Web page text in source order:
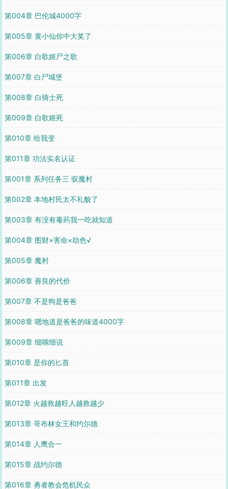
第004章 巴伦城4000字
第005章 黄小仙你中大奖了
第006章 白歌姬尸之歌
第007章 白尸城堡
第008章 白骑士死
第009章 白歌姬死
第010章 给我变
第011章 功法实名认证
第001章 系列任务三 驭魔村
第002章 本地村民太不礼貌了
第003章 有没有毒药我一吃就知道
第004章 图财×害命×劫色√
第005章 魔村
第006章 善良的代价
第007章 不是狗是爸爸
第008章 嗯地道是爸爸的味道4000字
第009章 细嗦细说
第010章 是你的匕首
第011章 出发
第012章 火越救越旺人越救越少
第013章 哥布林女王和约尔德
第014章 人鹰合一
第015章 战约尔德
第016章 勇者教会危机民众